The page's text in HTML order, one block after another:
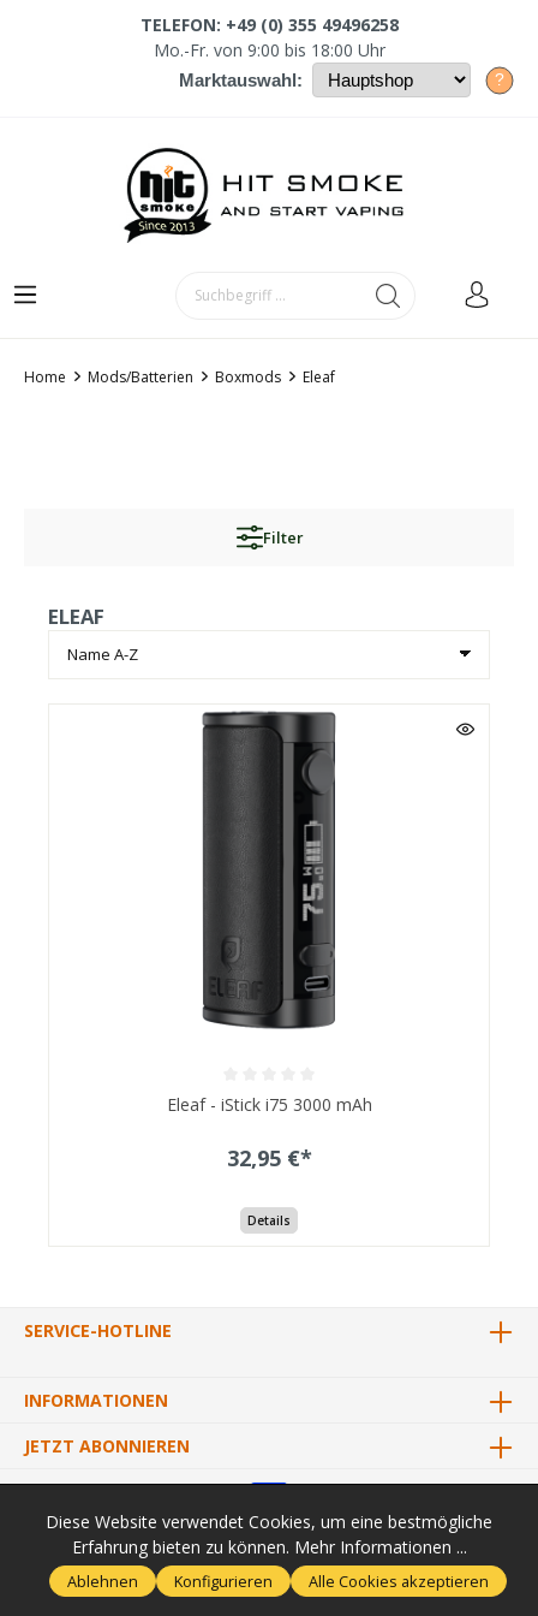
TELEFON: +49 (0) 355 49496258
Mo.-Fr. von 9:00 bis 18:00 Uhr
Marktauswahl: ?
Home Mods/Batterien Boxmods Eleaf
Filter
ELEAF
Eleaf - iStick i75 3000 mAh
32,95 €*
Details
SERVICE-HOTLINE
INFORMATIONEN
JETZT ABONNIEREN
* Alle Preise inkl. gesetzl. Mehrwertsteuer zzgl.Versandkosten
ggf. Nachnahmegebühren, wenn nicht anders angegeben.
Diese Website verwendet Cookies, um eine bestmögliche
Erfahrung bieten zu können. Mehr Informationen ...
Ablehnen Konfigurieren Alle Cookies akzeptieren